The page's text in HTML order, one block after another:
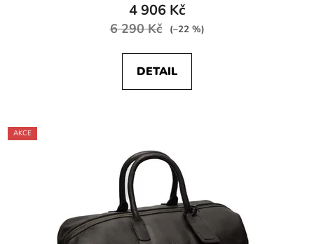
4 906 Kč
6 290 Kč (–22 %)
DETAIL
AKCE